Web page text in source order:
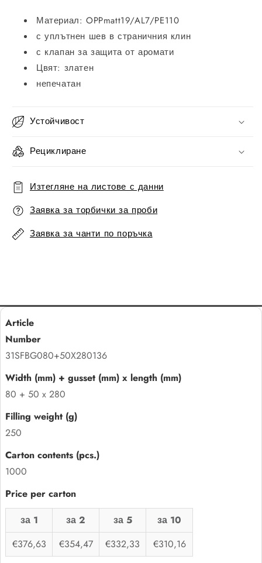
Материал: OPPmatt19/AL7/PE110
с уплътнен шев в страничния клин
с клапан за защита от аромати
Цвят: златен
непечатан
Устойчивост
Рециклиране
Изтегляне на листове с данни
Заявка за торбички за проби
Заявка за чанти по поръчка
31SFBG080+50X280136
80 + 50 x 280
250
1000
за 1 за 2 за 5
за 10
€376,63
€354,47 €332,33 €310,16